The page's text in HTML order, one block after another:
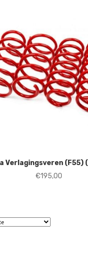
Verlagingsveren (F55)
€195,00